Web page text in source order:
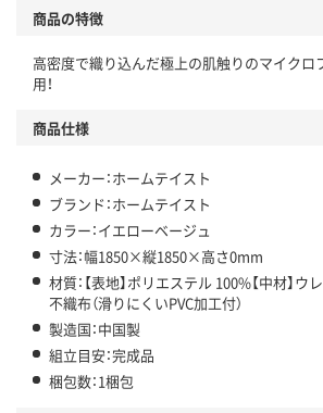
商品の特徴
高密度で織り込んだ極上の肌触りのマイクロ
用！
商品仕様
メーカー：ホームテイスト
ブランド：ホームテイスト
カラー：イエローベージュ
寸法：幅1850×縦1850×高さ0mm
材質：【表地】ポリエステル 100%【中材】ウ
不織布（滑りにくいPVC加工付）
製造国：中国製
組立目安：完成品
梱包数：1梱包